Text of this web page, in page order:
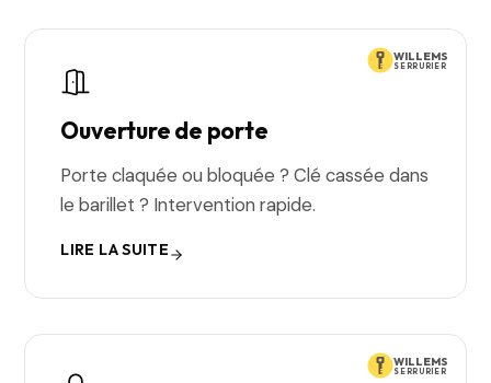
WILLEMS
SERRURIER
Ouverture de porte
Porte claquée ou bloquée ? Clé cassée dans
le barillet ? Intervention rapide.
LIRE LA SUITE
WILLEMS
SERRURIER